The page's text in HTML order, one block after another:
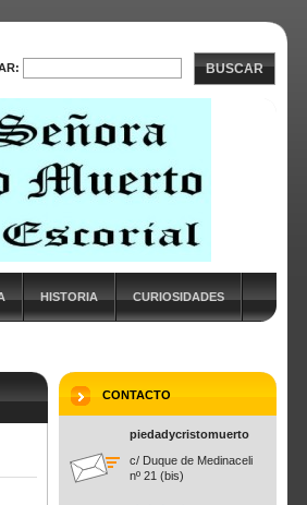
HISTORIA CURIOSIDADES
CONTACTO
piedadycristomuerto
c/ Duque de Medinaceli
nº 21 (bis)
BUSCAR